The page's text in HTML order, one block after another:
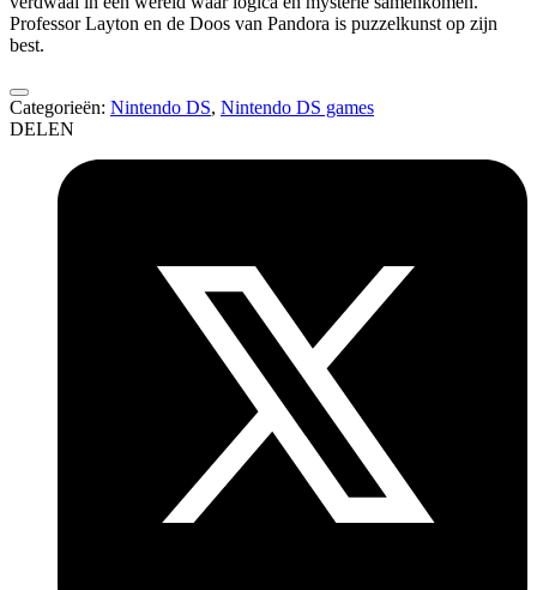
Professor Layton en de Doos van Pandora is puzzelkunst op zijn
best.
Categorieën: Nintendo DS, Nintendo DS games
DELEN